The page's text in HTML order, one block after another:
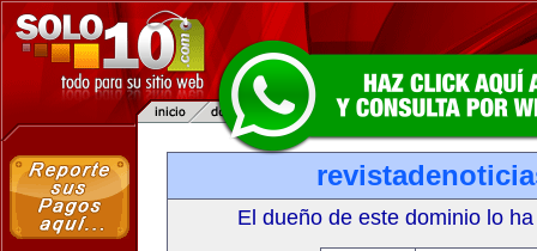
El dueño de este dominio lo